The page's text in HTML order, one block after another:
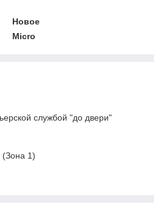
Новое
Micro
службой "до двери"
(Зона 1)